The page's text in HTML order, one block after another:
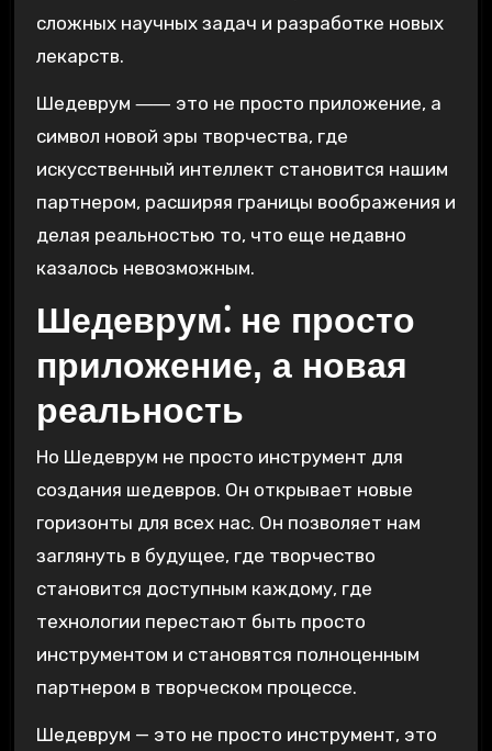
сложных научных задач и разработке новых
лекарств.
Шедеврум ⸺ это не просто приложение, а
символ новой эры творчества, где
искусственный интеллект становится нашим
партнером, расширяя границы воображения и
делая реальностью то, что еще недавно
казалось невозможным.
Шедеврум⁚ не просто
приложение, а новая
реальность
Но Шедеврум не просто инструмент для
создания шедевров. Он открывает новые
горизонты для всех нас. Он позволяет нам
заглянуть в будущее, где творчество
становится доступным каждому, где
технологии перестают быть просто
инструментом и становятся полноценным
партнером в творческом процессе.
Шедеврум — это не просто инструмент, это